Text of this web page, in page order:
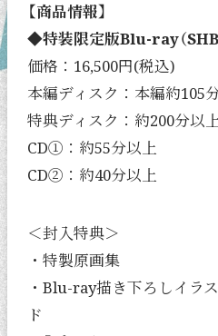
【商品情報】
◆特装限定版Blu-ray（
価格：16,500円(税込)
本編ディスク：本編約105
特典ディスク：約200分以上
CD①：約55分以上
CD②：約40分以上
＜封入特典＞
・特製原画集
・Blu-ray描き下ろしイラ
ド